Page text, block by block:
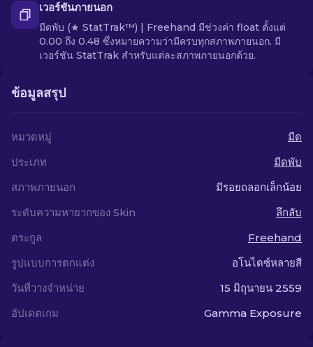
เวอร์ชันภายนอก
มีดพับ (★ StatTrak™) | Freehand มีช่วงค่า float ตั้งแต่
0.00 ถึง 0.48 ซึ่งหมายความว่ามีครบทุกสภาพภายนอก. มี
เวอร์ชัน StatTrak สำหรับแต่ละสภาพภายนอกด้วย.
ข้อมูลสรุป
หมวดหมู่
มีด
ประเภท
มีดพับ
สภาพภายนอก
มีรอยถลอกเล็กน้อย
ระดับความหายากของ Skin
ลึกลับ
ตระกูล
Freehand
รูปแบบการตกแต่ง
อโนไดซ์หลายสี
วันที่วางจำหน่าย
15 มิถุนายน 2559
อัปเดตเกม
Gamma Exposure